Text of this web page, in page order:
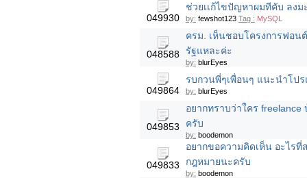
049930
ช่วยเเก้ไขปัญหาผมทีคับ ลงม
by: fewshot123 Tag : MySQL
048588
ครม. เห็นชอบโครงการฟอ
รัฐแหละค่ะ
by: blurEyes
049864
รบกวนพี่ๆเพื่อนๆ แนะนำโปร
by: blurEyes
049853
อยากทราบว่าใคร
ครับ
by: boodemon
049833
อยากขอความคิดเห็น อะไรที่
กฎหมายนะครับ
by: boodemon